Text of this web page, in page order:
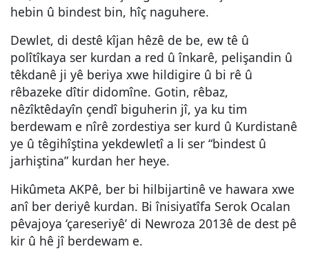
hebin û bindest bin, hîç naguhere.
Dewlet, di destê kîjan hêzê de be, ew tê û
polîtîkaya ser kurdan a red û înkarê, pelişandin û
têkdanê ji yê beriya xwe hildigire û bi rê û
rêbazeke dîtir didomîne. Gotin, rêbaz,
nêzîktêdayîn çendî biguherin jî, ya ku tim
berdewam e nîrê zordestiya ser kurd û Kurdistanê
ye û têgihîştina yekdewletî a li ser “bindest û
jarhiştina” kurdan her heye.
Hikûmeta AKPê, ber bi hilbijartinê ve hawara xwe
anî ber deriyê kurdan. Bi înisiyatîfa Serok Ocalan
pêvajoya ‘çareseriyê’ di Newroza 2013ê de dest pê
kir û hê jî berdewam e.